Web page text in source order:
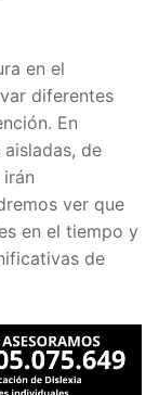
en el
diferentes
En
de
ver que
en el tiempo y
de